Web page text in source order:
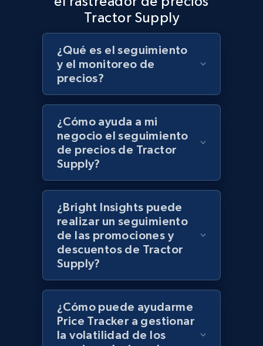
Target - Discover products by specified
URL, Product id, Title, Product description,
Rating, Reviews count, Initial price, Discount,
and more.
1.3K+ 176+ Comenzar ahora
Zara - Products
Category id, Product id, Product name, Price,
Currency, Colour code, Colour, Description, and
1.2K+ 208+ Comenzar ahora
Zara - Products - discovery by category url
Category id, Product id, Product name, Price,
Currency, Colour code, Colour, Description, and
Tractor Supply
¿Qué es el seguimiento
y el monitoreo de
precios?
¿Cómo ayuda a mi
negocio el seguimiento
de precios de Tractor
Supply?
¿Bright Insights puede
realizar un seguimiento
de las promociones y
descuentos de Tractor
Supply?
¿Cómo puede ayudarme
Price Tracker a gestionar
la volatilidad de los